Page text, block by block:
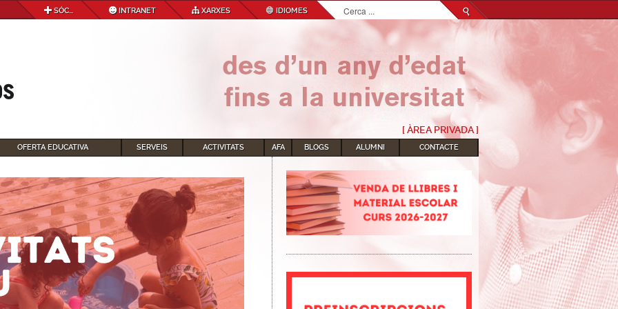
SÓC... INTRANET XARXES IDIOMES
Cerca
...
[ ÀREA PRIVADA ]
OFERTA EDUCATIVA SERVEIS ACTIVITATS AFA BLOGS ALUMNI CONTACTE